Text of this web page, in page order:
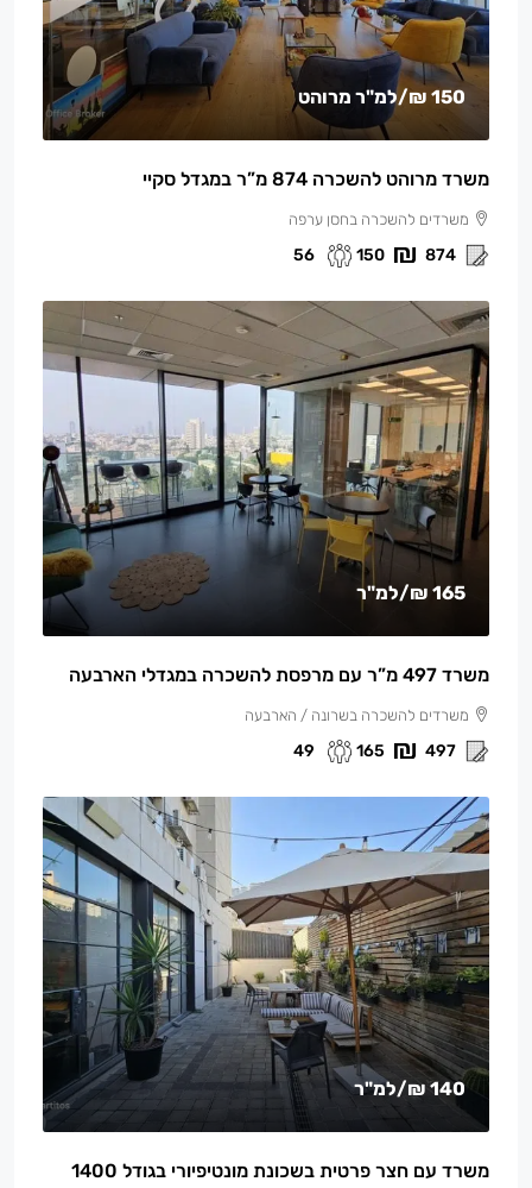
150 ₪ /למ"ר מרוהט
משרד מרוהט להשכרה 874 מ”ר במגדל סקיי
משרדים להשכרה בחסן ערפה
874
150
56
165 ₪ /למ"ר
משרד 497 מ”ר עם מרפסת להשכרה במגדלי הארבעה
משרדים להשכרה בשרונה / הארבעה
497
165
49
140 ₪ /למ"ר
משרד עם חצר פרטית בשכונת מונטיפיורי בגודל 1400